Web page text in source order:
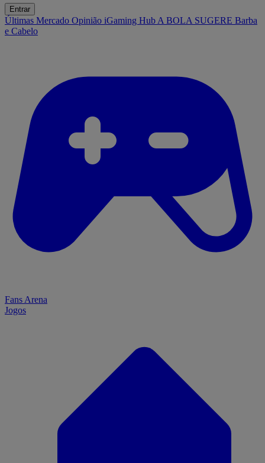
Entrar
Últimas Mercado Opinião iGaming Hub A BOLA SUGERE Barba
e Cabelo
Fans Arena
Jogos